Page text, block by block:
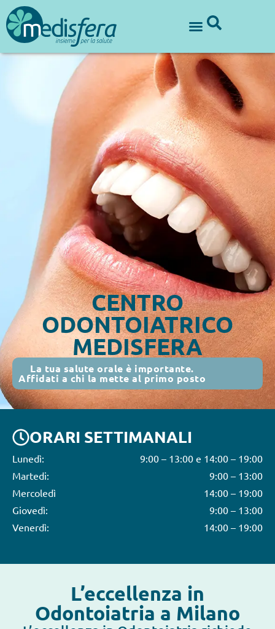
CENTRO
ODONTOIATRICO
MEDISFERA
La tua salute orale è importante.
Affidati a chi la mette al primo posto
ORARI SETTIMANALI
Lunedì:
Martedi:
Mercoledì
Giovedì:
Venerdì:
9:00 – 13:00 e 14:00 – 19:00
9:00 – 13:00
14:00 – 19:00
9:00 – 13:00
14:00 – 19:00
L’eccellenza in
Odontoiatria a Milano